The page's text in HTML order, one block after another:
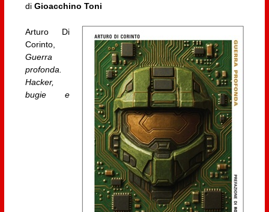
di Gioacchino Toni
Arturo Di
Corinto,
Guerra
profonda.
Hacker,
bugie e